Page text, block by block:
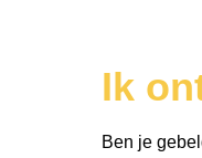
Ik
Ben je